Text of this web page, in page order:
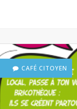
CAFÉ CITOYEN